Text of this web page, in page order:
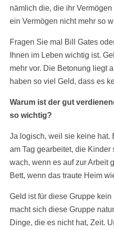
nämlich die, die ihr
ein Vermögen nicht mehr so
Fragen Sie mal Bill Gates
Ihnen im Leben wichtig ist.
mehr vor. Die Betonung liegt
haben so viel Geld, dass es
Warum ist der gut
so wichtig?
Ja logisch, weil sie keine hat.
am Tag gearbeitet, die
wach, wenn es auf zur Arbeit
Bett, wenn das traute Heim
Geld ist für diese Gruppe
macht sich diese Gruppe
Dinge, die es nicht hat, Zeit.